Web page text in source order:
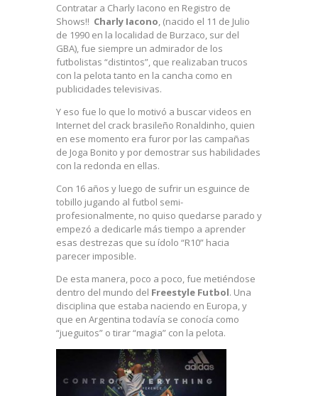
Contratar a Charly Iacono en Registro de
Shows!! Charly Iacono , (nacido el 11 de Julio
de 1990 en la localidad de Burzaco, sur del
GBA), fue siempre un admirador de los
futbolistas “distintos”, que realizaban trucos
con la pelota tanto en la cancha como en
publicidades televisivas.
Y eso fue lo que lo motivó a buscar videos en
Internet del crack brasileño Ronaldinho, quien
en ese momento era furor por las campañas
de Joga Bonito y por demostrar sus habilidades
con la redonda en ellas.
Con 16 años y luego de sufrir un esguince de
tobillo jugando al futbol semi-
profesionalmente, no quiso quedarse parado y
empezó a dedicarle más tiempo a aprender
esas destrezas que su ídolo “R10” hacia
parecer imposible.
De esta manera, poco a poco, fue metiéndose
dentro del mundo del Freestyle Futbol. Una
disciplina que estaba naciendo en Europa, y
que en Argentina todavía se conocía como
“jueguitos” o tirar “magia” con la pelota.